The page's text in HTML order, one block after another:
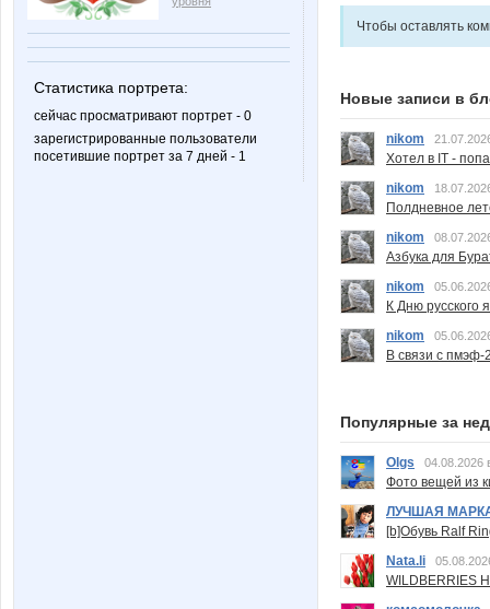
Статистика портрета:
сейчас просматривают портрет - 0
зарегистрированные пользователи
посетившие портрет за 7 дней - 1
Чтобы оставлять
Новые записи в
nikom
Хотел в IT -
nikom
Полдневное
nikom
Азбука для
nikom
К Дню русского
nikom
В связи с пмэф-
Популярные за
Olgs 04.08.2026
Фото вещей из
ЛУЧШАЯ
[b]Обувь Ralf
Nata.li